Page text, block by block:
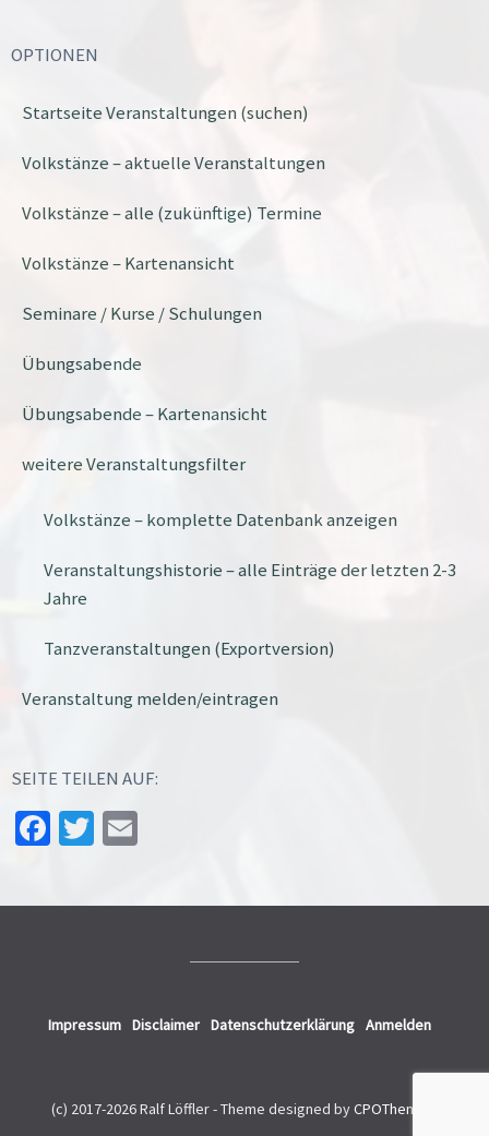
OPTIONEN
Startseite Veranstaltungen (suchen)
Volkstänze – aktuelle Veranstaltungen
Volkstänze – alle (zukünftige) Termine
Volkstänze – Kartenansicht
Seminare / Kurse / Schulungen
Übungsabende
Übungsabende – Kartenansicht
weitere Veranstaltungsfilter
Volkstänze – komplette Datenbank anzeigen
Veranstaltungshistorie – alle Einträge der letzten 2-3
Jahre
Tanzveranstaltungen (Exportversion)
Veranstaltung melden/eintragen
SEITE TEILEN AUF:
Facebook
Twitter
Impressum Disclaimer Datenschutzerklärung Anmelden
(c) 2017-2026 Ralf Löffler -Theme designed byCPOThemes